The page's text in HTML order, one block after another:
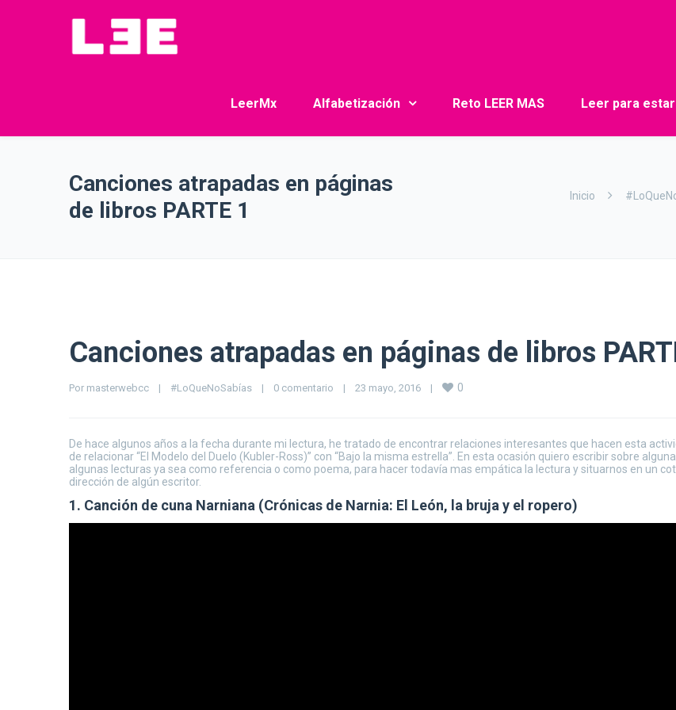
LeerMx Alfabetización Reto LEER MAS Leer para
Canciones atrapadas en páginas
de libros PARTE 1
Inicio
Canciones atrapadas en páginas de libros
Por masterwebcc | #LoQueNoSabías | 0 comentario | 23 mayo, 2016 | 0
De hace algunos años a la fecha durante mi lectura, he tratado de encontrar relaciones interesantes que hacen esta
de relacionar “El Modelo del Duelo (Kubler-Ross)” con “Bajo la misma estrella”. En esta ocasión quiero escribir sobre
algunas lecturas ya sea como referencia o como poema, para hacer todavía mas empática la lectura y situarnos en un
dirección de algún escritor.
1. Canción de cuna Narniana (Crónicas de Narnia: El León, la bruja y el ropero)